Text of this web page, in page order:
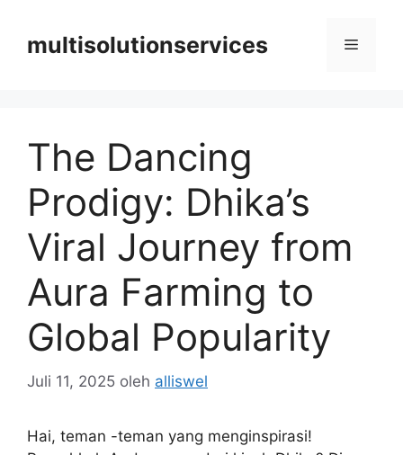
multisolutionservices Menu
The Dancing
Prodigy: Dhika’s
Viral Journey from
Aura Farming to
Global Popularity
Juli 11, 2025 oleh alliswel
Hai, teman -teman yang menginspirasi!